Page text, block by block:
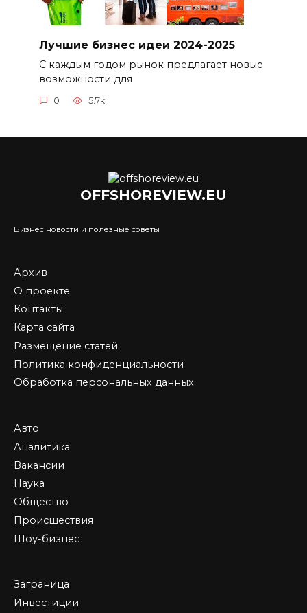
Лучшие бизнес идеи 2024-2025
С каждым годом рынок предлагает новые
возможности для
0 5.7к.
OFFSHOREVIEW.EU
Бизнес новости и полезные советы
Архив
О проекте
Контакты
Карта сайта
Размещение статей
Политика конфиденциальности
Обработка персональных данных
Авто
Аналитика
Вакансии
Наука
Общество
Происшествия
Шоу-бизнес
Заграница
Инвестиции